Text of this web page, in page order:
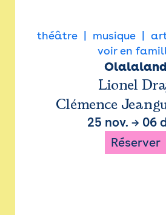
théâtre musique
voir en
Olalaland
Lionel
Clémence
25 nov. → 06
Réserver